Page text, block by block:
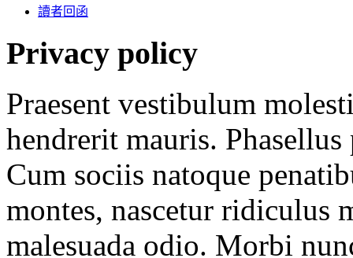
讀者回函
Privacy policy
Praesent vestibulum
hendrerit mauris.
Cum sociis natoque
montes, nascetur ridiculus
malesuada odio. Morbi